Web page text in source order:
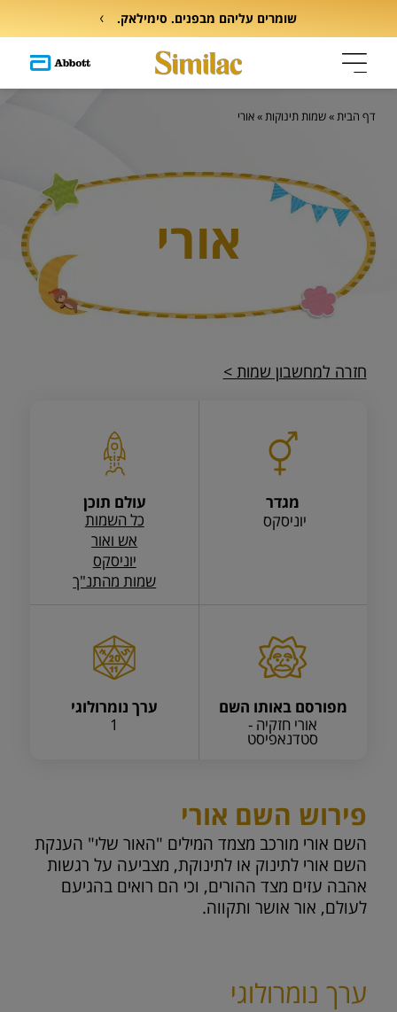
שומרים עליהם מבפנים. סימילאק.
אורי
דף הבית»שמות תינוקות»אורי
חזרה למחשבון שמות >
מגדר
יוניסקס
עולם תוכן
כל השמות
אש ואור
יוניסקס
שמות מהתנ"ך
מפורסם באותו השם
אורי חזקיה -
סטדנאפיסט
ערך נומרולוגי
1
פירוש השם אורי
השם אורי מורכב מצמד המילים "האור שלי" הענקת
השם אורי לתינוק או לתינוקת, מצביעה על רגשות
אהבה עזים מצד ההורים, וכי הם רואים בהגיעם
לעולם, אור אושר ותקווה.
ערך נומרולוגי